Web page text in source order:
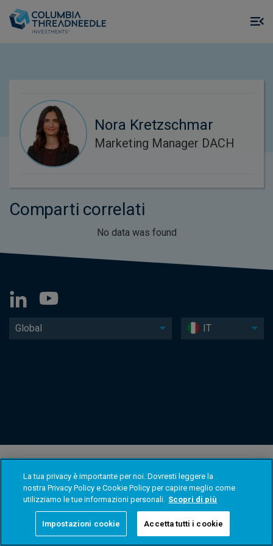
Nora Kretzschmar
Marketing Manager DACH
Comparti correlati
No data was found
Global IT
La tua privacy è importante per noi. Dovresti leggere la
nostra Privacy Policy e Cookie Policy per capire meglio come
utilizziamo le tue informazioni personali. Scopri di più
Impostazioni cookie Accetta tutti i cookie